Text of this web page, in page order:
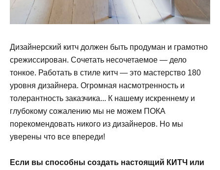
Дизайнерский китч должен быть продуман и грамотно
срежиссирован. Сочетать несочетаемое — дело
тонкое. Работать в стиле китч — это мастерство 180
уровня дизайнера. Огромная насмотренность и
толерантность заказчика... К нашему искреннему и
глубокому сожалению мы не можем ПОКА
порекомендовать никого из дизайнеров. Но мы
уверены что все впереди!
Если вы способны создать настоящий КИТЧ или